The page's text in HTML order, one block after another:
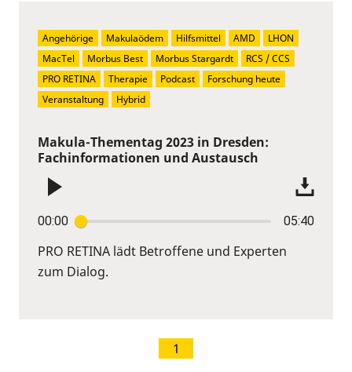
Makula-Thementag 2023 in Dresden:
Fachinformationen und Austausch
00:00 05:40
PRO RETINA lädt Betroffene und Experten
zum Dialog.
Angehörige Makulaödem Hilfsmittel AMD
LHON
MacTel
Morbus Best Morbus Stargardt
RCS / CCS
PRO RETINA
Therapie Podcast
Forschung heute
Veranstaltung
Hybrid
1